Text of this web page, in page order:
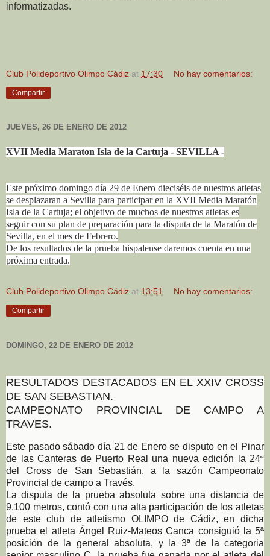
informatizadas.
Club Polideportivo Olimpo Cádiz at 17:30 No hay comentarios:
Compartir
JUEVES, 26 DE ENERO DE 2012
XVII Media Maraton Isla de la Cartuja - SEVILLA -
Este próximo domingo día 29 de Enero dieciséis de nuestros atletas
se desplazaran a Sevilla para participar en la XVII Media Maratón
Isla de la Cartuja; el objetivo de muchos de nuestros atletas es
seguir con su plan de preparación para la disputa de la Maratón de
Sevilla, en el mes de Febrero.
De los resultados de la prueba hispalense daremos cuenta en una
próxima entrada.
Club Polideportivo Olimpo Cádiz at 13:51 No hay comentarios:
Compartir
DOMINGO, 22 DE ENERO DE 2012
RESULTADOS DESTACADOS EN EL XXIV CROSS
DE SAN SEBASTIAN.
CAMPEONATO PROVINCIAL DE CAMPO A
TRAVES.
Este pasado sábado día 21 de Enero se disputo en el Pinar
de las Canteras de Puerto Real una nueva edición la 24ª
del Cross de San Sebastián, a la sazón Campeonato
Provincial de campo a Través.
La disputa de la prueba absoluta sobre una distancia de
9.100 metros, contó con una alta participación de los atletas
de este club de atletismo OLIMPO de Cádiz, en dicha
prueba el atleta Ángel Ruiz-Mateos Canca consiguió la 5ª
posición de la general absoluta, y la 3ª de la categoria